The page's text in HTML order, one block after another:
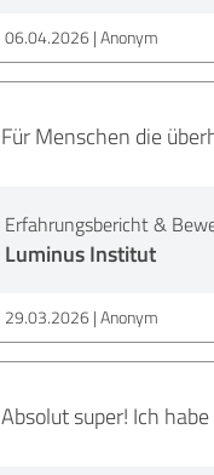
06.04.2026 Anonym
Für Menschen die
Erfahrungsbericht &
Luminus Institut
29.03.2026 Anonym
Absolut super! Ich